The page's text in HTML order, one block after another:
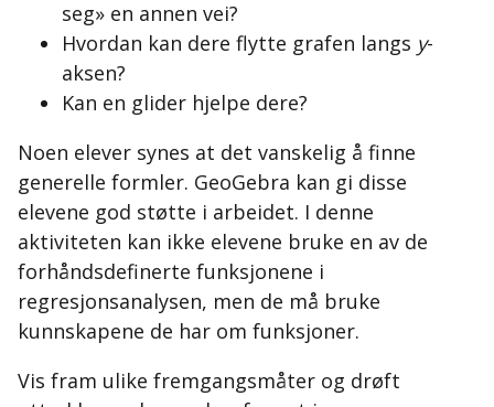
seg» en annen vei?
Hvordan kan dere flytte grafen langs y-
aksen?
Kan en glider hjelpe dere?
Noen elever synes at det vanskelig å finne
generelle formler. GeoGebra kan gi disse
elevene god støtte i arbeidet. I denne
aktiviteten kan ikke elevene bruke en av de
forhåndsdefinerte funksjonene i
regresjonsanalysen, men de må bruke
kunnskapene de har om funksjoner.
Vis fram ulike fremgangsmåter og drøft